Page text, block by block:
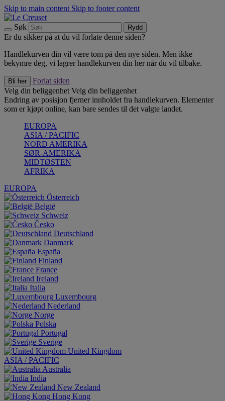
Skip to main content Skip to footer content
Søk Rydd
Er du sikker på at du vil forlate denne siden?
Handlekurven din vil være tom på den nye siden. Men ikke
bekymre deg, vi lagrer handlekurven din her når du vil tilbake.
Bli her
Forlat siden
Velg din beliggenhet Velg din beliggenhet
Endring av posisjon fjerner innholdet fra handlekurven. Elementer
som er kjøpt online, kan bare sendes til det valgte landet.
EUROPA
ASIA / PACIFIC
NORD AMERIKA
SØR-AMERIKA
MIDTØSTEN
AFRIKA
EUROPA
Österreich
België
Schweiz
Česko
Deutschland
Danmark
España
Finland
France
Ireland
Italia
Luxembourg
Nederland
Norge
Polska
Portugal
Sverige
United Kingdom
ASIA / PACIFIC
Australia
India
New Zealand
Hong Kong